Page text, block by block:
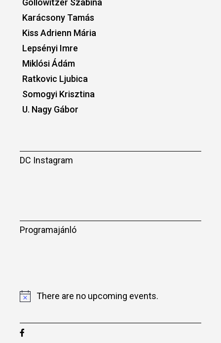
Gollowitzer Szabina
Karácsony Tamás
Kiss Adrienn Mária
Lepsényi Imre
Miklósi Ádám
Ratkovic Ljubica
Somogyi Krisztina
U. Nagy Gábor
DC Instagram
Programajánló
There are no upcoming events.